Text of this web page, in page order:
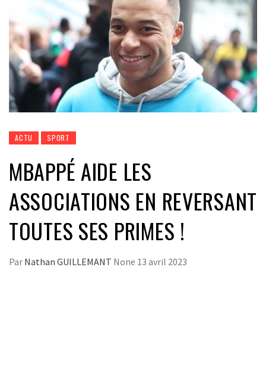
ACTU SPORT
MBAPPÉ AIDE LES
ASSOCIATIONS EN REVERSANT
TOUTES SES PRIMES !
Par Nathan GUILLEMANT None 13 avril 2023